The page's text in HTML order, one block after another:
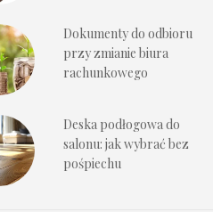
Dokumenty do odbioru
przy zmianie biura
rachunkowego
Deska podłogowa do
salonu: jak wybrać bez
pośpiechu